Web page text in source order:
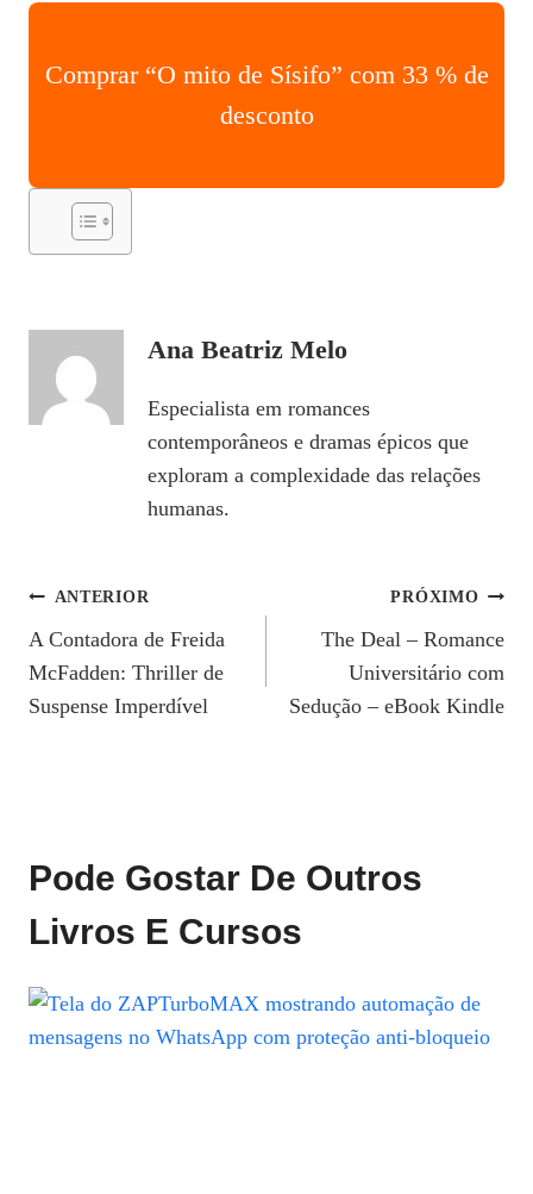
Comprar “O mito de Sísifo” com 33 % de
desconto
Ana Beatriz Melo
Especialista em romances
contemporâneos e dramas épicos que
exploram a complexidade das relações
humanas.
Navegação
De
Post
ANTERIOR
A Contadora de Freida
McFadden: Thriller de
Suspense Imperdível
PRÓXIMO
The Deal – Romance
Universitário com
Sedução – eBook Kindle
Pode Gostar De Outros
Livros E Cursos